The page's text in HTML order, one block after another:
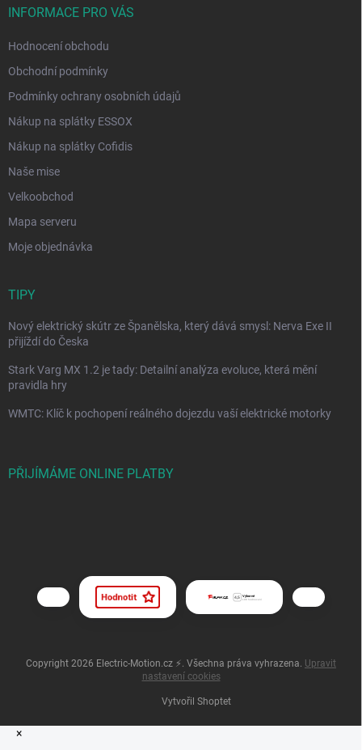
INFORMACE PRO VÁS
Hodnocení obchodu
Obchodní podmínky
Podmínky ochrany osobních údajů
Nákup na splátky ESSOX
Nákup na splátky Cofidis
Naše mise
Velkoobchod
Mapa serveru
Moje objednávka
TIPY
Nový elektrický skútr ze Španělska, který dává smysl: Nerva Exe II
přijíždí do Česka
Stark Varg MX 1.2 je tady: Detailní analýza evoluce, která mění
pravidla hry
WMTC: Klíč k pochopení reálného dojezdu vaší elektrické motorky
PŘIJÍMÁME ONLINE PLATBY
Vytvořil Shoptet
Copyright 2026 Electric-Motion.cz ⚡. Všechna práva vyhrazena. Upravit
nastavení cookies
×